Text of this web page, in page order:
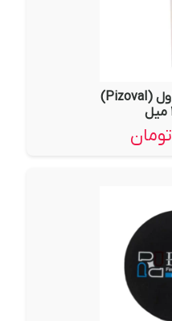
کانسیلر مایع پیزاول (Pizoval)
تومان